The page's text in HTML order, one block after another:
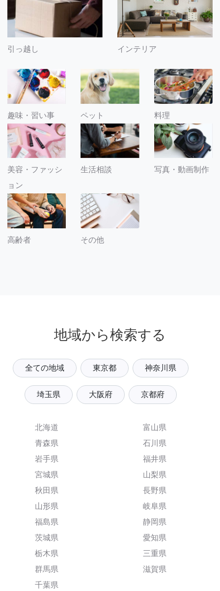
引っ越し インテリア
趣味・習い事 ペット 料理
美容・ファッシ
ョン
生活相談 写真・動画制作
高齢者 その他
地域から検索する
全ての地域 東京都 神奈川県
埼玉県 大阪府 京都府
北海道
青森県
岩手県
宮城県
秋田県
山形県
福島県
茨城県
栃木県
群馬県
千葉県
富山県
石川県
福井県
山梨県
長野県
岐阜県
静岡県
愛知県
三重県
滋賀県